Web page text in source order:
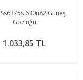
Ss6375s 630n82 Güneş
Gözlüğü
1.033,85 TL